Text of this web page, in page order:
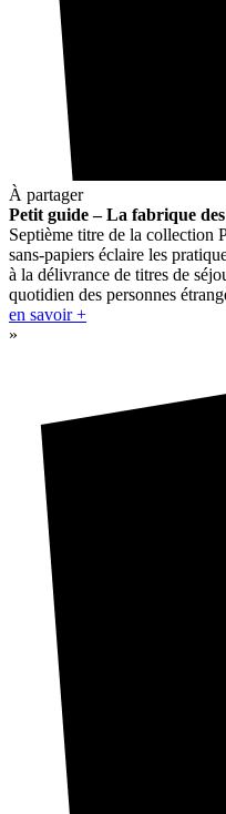
À partager
Petit guide – La fabrique
Septième titre de la collection
sans-papiers éclaire les
à la délivrance de titres de
quotidien des personnes
en savoir +
»